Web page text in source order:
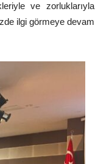
ve zorluklarıyla
ilgi görmeye devam